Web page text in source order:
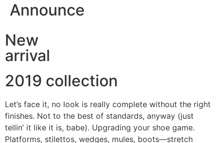
Announce
New
arrival
2019 collection
Let’s face it, no look is really complete without the right
finishes. Not to the best of standards, anyway (just
tellin’ it like it is, babe). Upgrading your shoe game.
Platforms, stilettos, wedges, mules, boots—stretch